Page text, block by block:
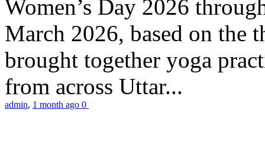
Women’s Day 2026
March 2026, based on the
brought together yoga
from across Uttar...
admin, 1 month ago 0